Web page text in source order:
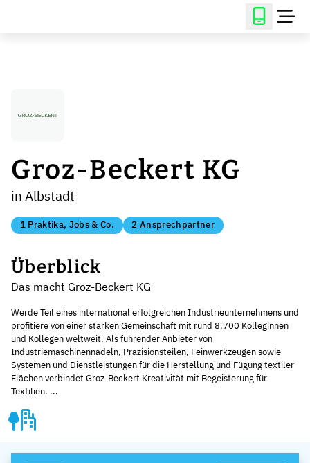
Groz-Beckert KG
in Albstadt
1 Praktika, Jobs & Co. 2 Ansprechpartner
Überblick
Das macht Groz-Beckert KG
Werde Teil eines international erfolgreichen Industrieunternehmens und
profitiere von einer starken Gemeinschaft mit rund 8.700 Kolleginnen
und Kollegen weltweit. Als führender Anbieter von
Industriemaschinennadeln, Präzisionsteilen, Feinwerkzeugen sowie
Systemen und Dienstleistungen für die Herstellung und Fügung textiler
Flächen verbindet Groz-Beckert Kreativität mit Begeisterung für
Textilien. ...